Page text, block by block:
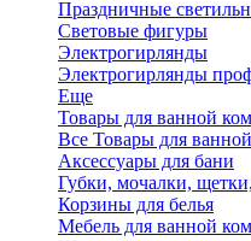
Праздничные
Световые фигуры
Электрогирлянды
Электрогирлянды
Еще
Товары для ванной
Все Товары для
Аксессуары для бани
Губки, мочалки,
Корзины для белья
Мебель для ванной